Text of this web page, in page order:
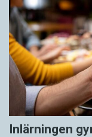
Inlärningen